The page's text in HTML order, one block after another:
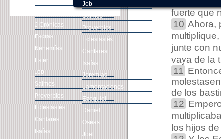
fuerte que
10 Ahora,
junte con
vaya de la
11
de los
12
los hijos
2 Crónicas
Esdras
Nehemías
Ester
Job
Salmos
Proverbios
Eclesiastés
Cantares
Isaías
Job
Salmos
Proverbios
Eclesiastés
Cantares
Isaías
Jeremías
Lamentaciones
Ezequiel
Daniel
Oseas
Joel